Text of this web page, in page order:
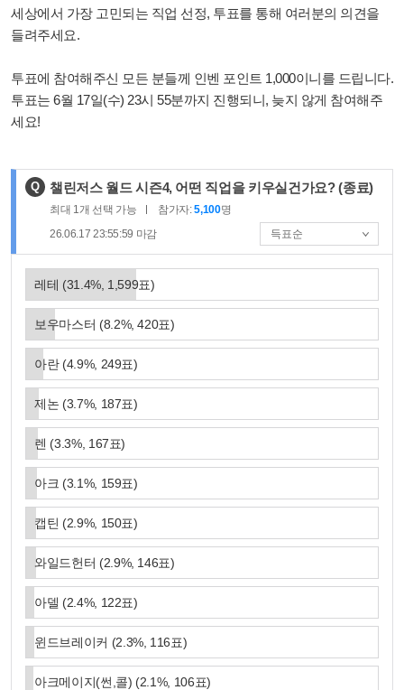
세상에서 가장 고민되는 직업 선정, 투표를 통해 여러분의 의견을
들려주세요.
투표에 참여해주신 모든 분들께 인벤 포인트 1,000이니를 드립니다.
투표는 6월 17일(수) 23시 55분까지 진행되니, 늦지 않게 참여해주
세요!
Q
제
목
:
챌린저스 월드 시즌4, 어떤 직업을 키우실건가요? (종료)
최대 1개 선택 가능 참가자:5,100명
26.06.17 23:55:59 마감
레테 (31.4%, 1,599표)
보우마스터 (8.2%,420표)
아란 (4.9%, 249표)
제논 (3.7%, 187표)
렌 (3.3%, 167표)
아크 (3.1%, 159표)
캡틴 (2.9%, 150표)
와일드헌터 (2.9%, 146표)
아델 (2.4%, 122표)
윈드브레이커 (2.3%, 116표)
아크메이지(썬,콜) (2.1%, 106표)